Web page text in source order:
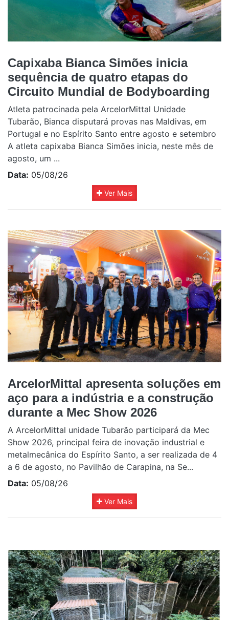
Capixaba Bianca Simões inicia
sequência de quatro etapas do
Circuito Mundial de Bodyboarding
Atleta patrocinada pela ArcelorMittal Unidade
Tubarão, Bianca disputará provas nas Maldivas, em
Portugal e no Espírito Santo entre agosto e setembro
A atleta capixaba Bianca Simões inicia, neste mês de
agosto, um ...
Data: 05/08/26
Ver Mais
ArcelorMittal apresenta soluções em
aço para a indústria e a construção
durante a Mec Show 2026
A ArcelorMittal unidade Tubarão participará da Mec
Show 2026, principal feira de inovação industrial e
metalmecânica do Espírito Santo, a ser realizada de 4
a 6 de agosto, no Pavilhão de Carapina, na Se...
Data: 05/08/26
Ver Mais